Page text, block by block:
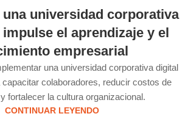
universidad corporativa
el aprendizaje y el
empresarial
una universidad corporativa digital
colaboradores, reducir costos de
fortalecer la cultura organizacional.
CONTINUAR LEYENDO